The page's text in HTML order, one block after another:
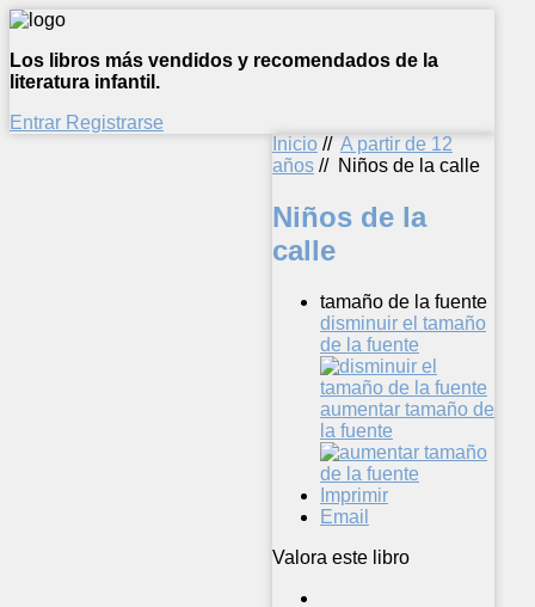
Los libros más vendidos y recomendados de la
literatura infantil.
Entrar Registrarse
Inicio // A partir de 12
años // Niños de la calle
Niños de la
calle
tamaño de la fuente
disminuir el tamaño
de la fuente
aumentar tamaño de
la fuente
Imprimir
Email
Valora este libro